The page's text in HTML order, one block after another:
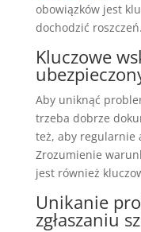
obowiązków jest
dochodzić roszczeń.
Kluczowe
Aby uniknąć
trzeba dobrze
też, aby regularnie
Zrozumienie
jest również
Unikanie
zgłaszaniu